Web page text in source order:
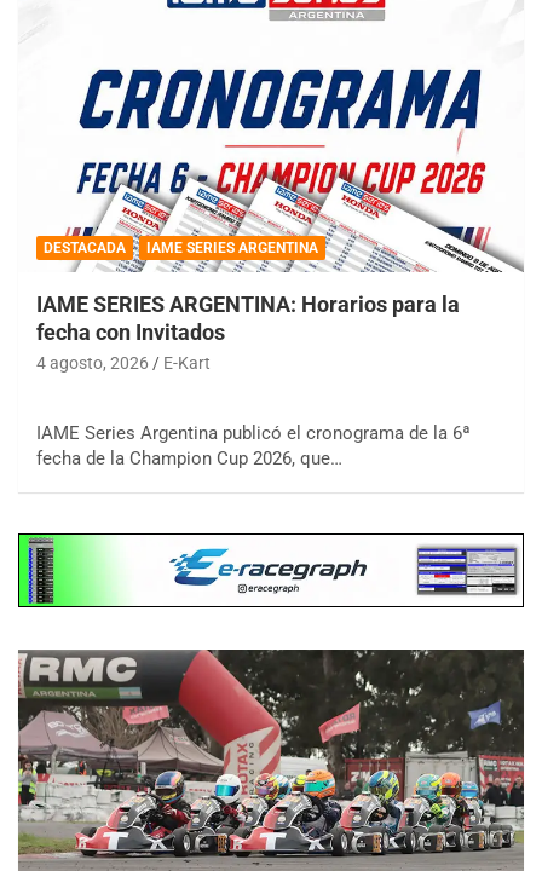
DESTACADA IAME SERIES ARGENTINA
IAME SERIES ARGENTINA: Horarios para la
fecha con Invitados
4 agosto, 2026 E-Kart
IAME Series Argentina publicó el cronograma de la 6ª
fecha de la Champion Cup 2026, que…